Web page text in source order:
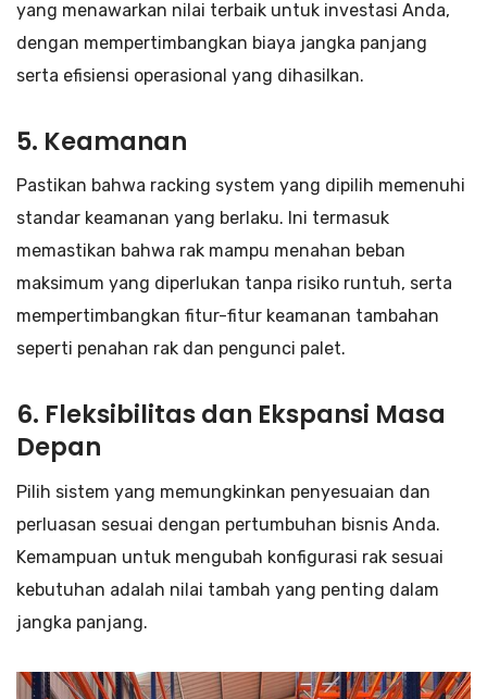
yang menawarkan nilai terbaik untuk investasi Anda,
dengan mempertimbangkan biaya jangka panjang
serta efisiensi operasional yang dihasilkan.
5. Keamanan
Pastikan bahwa racking system yang dipilih memenuhi
standar keamanan yang berlaku. Ini termasuk
memastikan bahwa rak mampu menahan beban
maksimum yang diperlukan tanpa risiko runtuh, serta
mempertimbangkan fitur-fitur keamanan tambahan
seperti penahan rak dan pengunci palet.
6. Fleksibilitas dan Ekspansi Masa
Depan
Pilih sistem yang memungkinkan penyesuaian dan
perluasan sesuai dengan pertumbuhan bisnis Anda.
Kemampuan untuk mengubah konfigurasi rak sesuai
kebutuhan adalah nilai tambah yang penting dalam
jangka panjang.